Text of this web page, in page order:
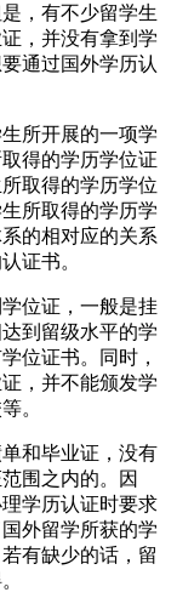
，有不少留学生
，并没有拿到学
通过国外学历认
所开展的一项学
得的学历学位证
取得的学历学位
所取得的学历学
的相对应的关系
证书。
位证，一般是挂
到留级水平的学
位证书。同时，
，并不能颁发学
。
和毕业证，没有
围之内的。因
学历认证时要求
外留学所获的学
有缺少的话，留